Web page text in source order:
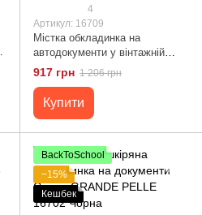
4
Артикул: 16709
Містка обкладинка на
автодокументи у вінтажній
шкірі Україна GRANDE PELLE
16709 Чорна
917 грн 1 206 грн
Купити
BackToSchool
−15%
Кешбек